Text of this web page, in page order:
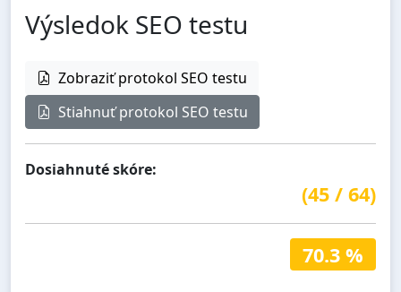
Výsledok SEO testu
Zobraziť protokol SEO testu
Stiahnuť protokol SEO testu
Dosiahnuté skóre:
(45 / 64)
70.3 %